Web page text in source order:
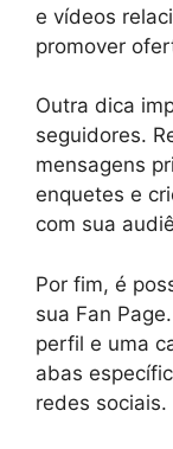
e vídeos
promover
Outra dica
seguidores.
mensagens
enquetes e
com sua
Por fim, é
sua Fan
perfil e uma
abas
redes sociais.